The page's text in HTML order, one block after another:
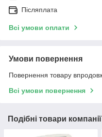
Післяплата
Всі умови оплати
Умови повернення
Повернення товару
Всі умови повернення
Подібні товари компанії